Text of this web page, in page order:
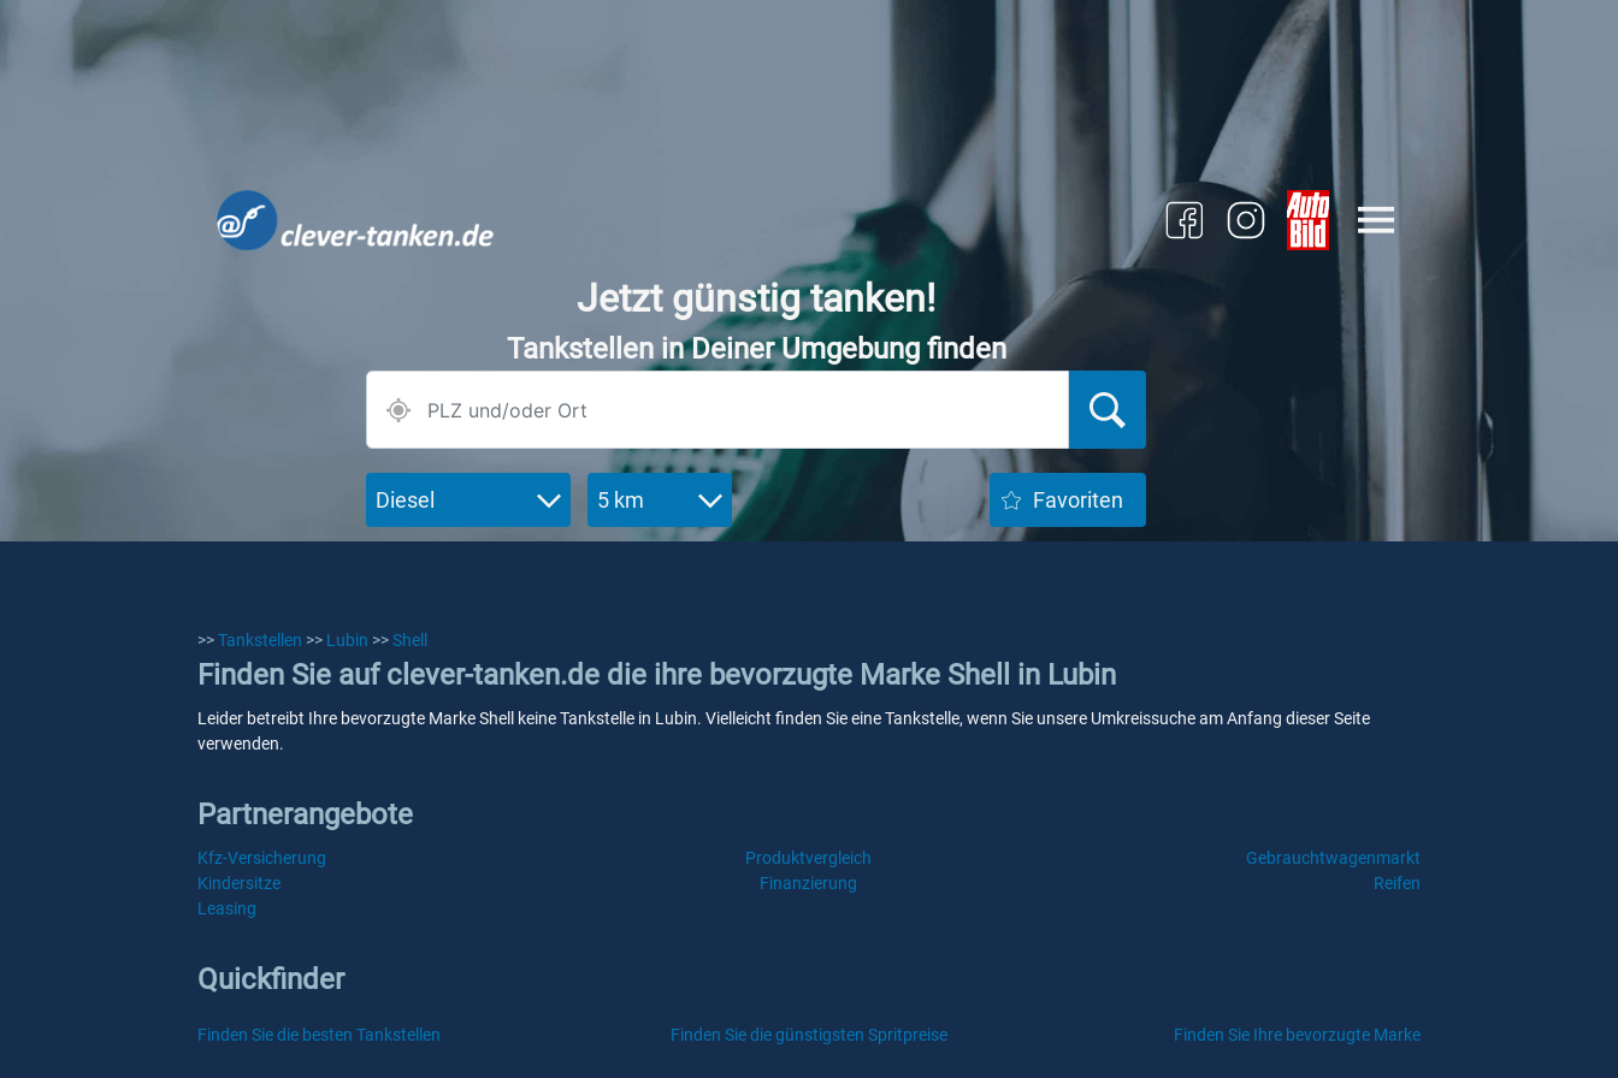
Jetzt günstig tanken!
Tankstellen in Deiner Umgebung finden
Diesel 5 km Favoriten
>>Tankstellen >> Lubin >>Shell
Finden Sie auf clever-tanken.de die ihre bevorzugte Marke Shell in Lubin
Leider betreibt Ihre bevorzugte Marke Shell keine Tankstelle in Lubin. Vielleicht finden Sie eine Tankstelle, wenn Sie unsere Umkreissuche am Anfang dieser Seite
verwenden.
Partnerangebote
Kfz-Versicherung Produktvergleich
Gebrauchtwagenmarkt
Kindersitze
Finanzierung
Reifen
Leasing
Quickfinder
Finden Sie die besten Tankstellen Finden Sie die günstigsten Spritpreise Finden Sie Ihre bevorzugte Marke